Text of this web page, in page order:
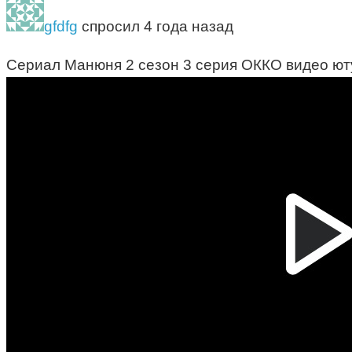
gfdfg спросил 4 года назад
Сериал Манюня 2 сезон 3 серия ОККО видео